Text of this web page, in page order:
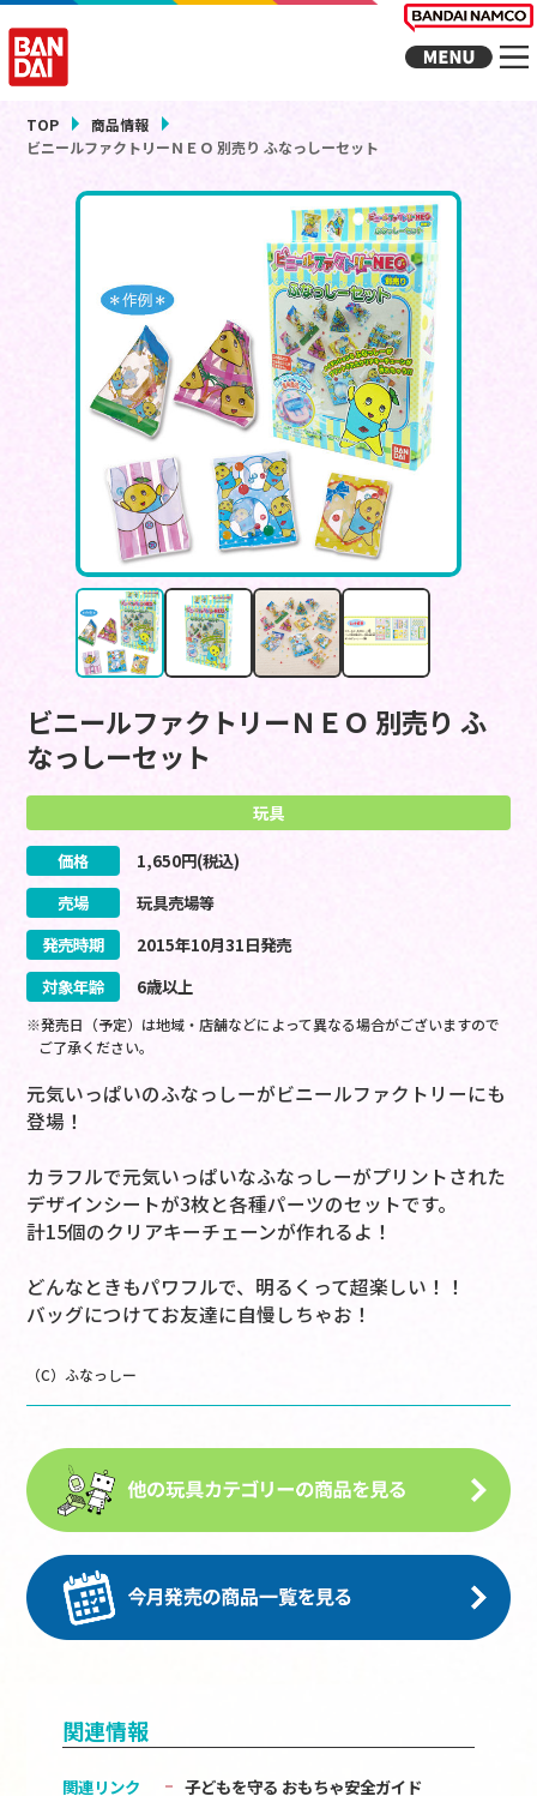
TOP
商品情報
ビニールファクトリーＮＥＯ 別売り ふなっしーセット
ビニールファクトリーＮＥＯ 別売り ふ
なっしーセット
玩具
価格 1,650円(税込)
売場
玩具売場等
発売時期
2015年10月31日発売
対象年齢
6歳以上
※発売日（予定）は地域・店舗などによって異なる場合がございますので
ご了承ください。
元気いっぱいのふなっしーがビニールファクトリーにも
登場！
カラフルで元気いっぱいなふなっしーがプリントされた
デザインシートが3枚と各種パーツのセットです。
計15個のクリアキーチェーンが作れるよ！
どんなときもパワフルで、明るくって超楽しい！！
バッグにつけてお友達に自慢しちゃお！
（C）ふなっしー
関連情報
関連リンク 子どもを守る おもちゃ安全ガイド